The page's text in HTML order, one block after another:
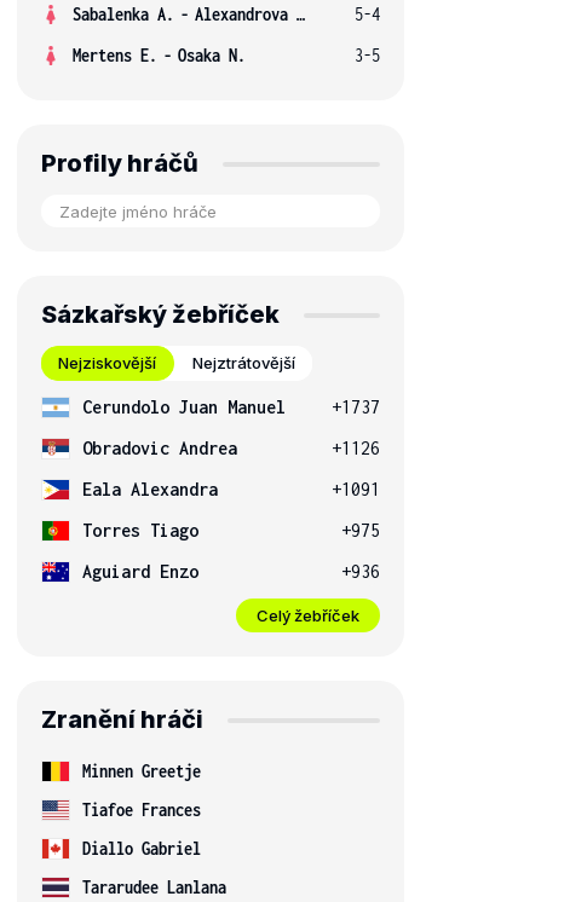
Sabalenka A. - Alexandrova E.
5-4
Mertens E. - Osaka N. 3-5
Profily hráčů
Sázkařský žebříček
Nejziskovější Nejztrátovější
Cerundolo Juan Manuel
+1737
Obradovic Andrea
+1126
Eala Alexandra
+1091
Torres Tiago
+975
Aguiard Enzo
+936
Celý žebříček
Zranění hráči
Minnen Greetje
Tiafoe Frances
Diallo Gabriel
Tararudee Lanlana